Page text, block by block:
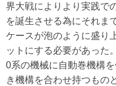
界大戦によりより実践で
を誕生させる為にそれま
ケースが泡のように盛り
ットにする必要があった
0系の機械に自動巻機構
き機構を合わせ持つもの